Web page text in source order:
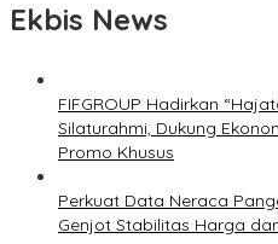
Ekbis News
FIFGROUP Hadirkan
Silaturahmi, Dukung
Promo Khusus
Perkuat Data Neraca
Genjot Stabilitas Harga